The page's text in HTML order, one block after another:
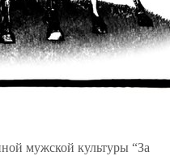
мужской культуры “За